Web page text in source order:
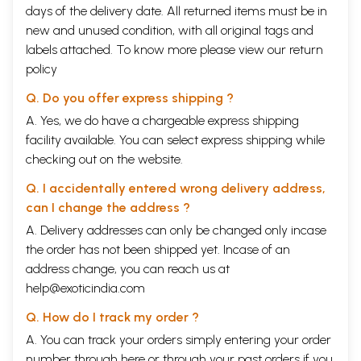
विषयीरूपत्व का प्रतिपादन किया है और अविद्या का भी । अत दोनों के
प्रार्थक्य को दर्शाने के लिए कोई स्पष्ट रेखा का निर्धारण सम्भव नहीं है
। हाँ, कहीं कहीं यह भी वचन मिलता है कि माया का ईश्वर से सम्बन्ध है
और अविद्या का जीव से ।
अभिहित किया है, भी अविद्या अथवा माया का पर्यायवाची प्रतीत होता है
। ब्रह्मसूत्र भाष्य के उपोद्घात में शंकराचार्य ने स्पष्ट रूप से कहा है
कि इसी अध्यास को पण्डित लोग अविद्या नाम से कहते हैं । आचार्य
शंकर ने अविद्या और अध्यास के अतिरिक्त माया को यत्र तत्र
मिथ्याज्ञान, मिथ्याप्रत्यय, मिथ्याबुद्धि, अव्यक्त, महासुषुप्ति, आकाश और
अक्षर आदि नामों से भी बोधित किया है । इसी तरह पंचपादिका में माया
के लिए चौदह नामों का उल्लेख मिलता है । वे हैं नामरूप अव्याकृत,
अविद्या प्रकृति, अग्रहण, अव्यक्त, तम, कारण, लय, शक्ति, महासुषुप्ति,
निद्रा, अक्षर और आकाश । इन सभी शब्दों के द्वारा कहीं न कहीं जिस
तत्व का विवेचन किया जाता है, वह माया ही है ।
अद्वैत वेदान्त के अतिरिक्त अन्य दर्शनों अथवा प्रस्थानों में भी माया शब्द
का उल्लेख मिलता है और उन उन स्थानों पर इसका अभिप्राय भी प्राय
भिन्न भिन्न ही है । काव्यों में भी यह , शब्द बहुश. विवेचित है जहाँ इसका
अर्थ कपटता, दम्भ, अद्भुत क्षमता, आन्तरिक दुर्गुण आदि है । दूसरों को
ठगने की इच्छा भी कहीं कहीं माया शब्द से बोधित होती है । भगवान् की
days of the delivery date. All returned items must be in
new and unused condition, with all original tags and
labels attached. To know more please view our return
policy
Q. Do you offer express shipping ?
A. Yes, we do have a chargeable express shipping
facility available. You can select express shipping while
checking out on the website.
Q. I accidentally entered wrong delivery address,
can I change the address ?
A. Delivery addresses can only be changed only incase
the order has not been shipped yet. Incase of an
address change, you can reach us at
help@exoticindia.com
Q. How do I track my order ?
A. You can track your orders simply entering your order